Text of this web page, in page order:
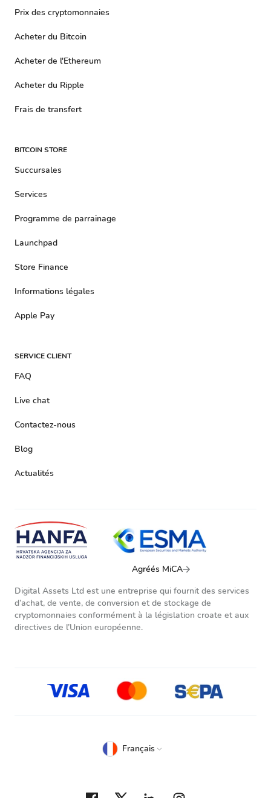
Prix ​​​​des cryptomonnaies
Acheter du Bitcoin
Acheter de l'Ethereum
Acheter du Ripple
Frais de transfert
BITCOIN STORE
Succursales
Services
Programme de parrainage
Launchpad
Store Finance
Informations légales
Apple Pay
SERVICE CLIENT
FAQ
Live chat
Contactez-nous
Blog
Actualités
Agréés MiCA
Digital Assets Ltd est une entreprise qui fournit des services
d’achat, de vente, de conversion et de stockage de
cryptomonnaies conformément à la législation croate et aux
directives de l’Union européenne.
Français